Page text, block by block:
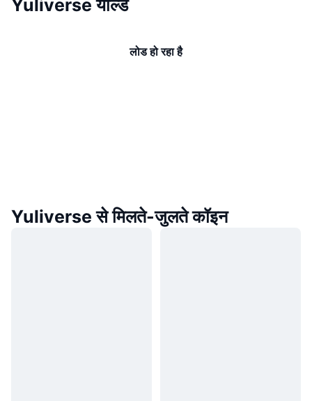
Yuliverse यील्ड
लोड हो रहा है
Yuliverse से मिलते-जुलते कॉइन